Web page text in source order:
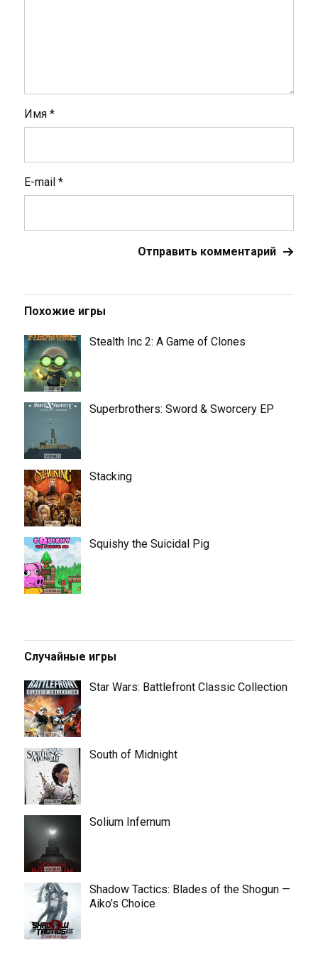
Имя *
E-mail *
Похожие игры
Stealth Inc 2: A Game of Clones
Superbrothers: Sword & Sworcery EP
Stacking
Squishy the Suicidal Pig
Случайные игры
Star Wars: Battlefront Classic Collection
South of Midnight
Solium Infernum
Shadow Tactics: Blades of the Shogun —
Aiko’s Choice